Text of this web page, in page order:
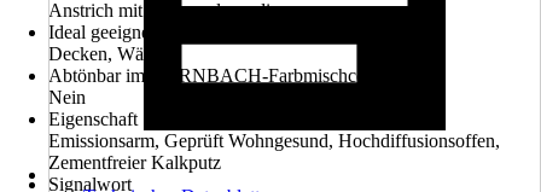
Anstrich mit Universalgrundierung
Ideal geeignet für
Decken, Wände
Abtönbar im HORNBACH-Farbmischcenter
Nein
Eigenschaft
Emissionsarm, Geprüft Wohngesund, Hochdiffusionsoffen,
Zementfreier Kalkputz
Signalwort